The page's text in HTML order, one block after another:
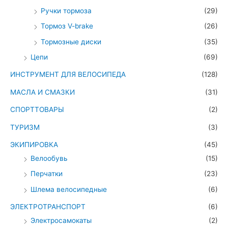
Ручки тормоза
(29)
Тормоз V-brake
(26)
Тормозные диски
(35)
Цепи
(69)
ИНСТРУМЕНТ ДЛЯ ВЕЛОСИПЕДА (128)
МАСЛА И СМАЗКИ (31)
СПОРТТОВАРЫ (2)
ТУРИЗМ (3)
ЭКИПИРОВКА
(45)
Велообувь
(15)
Перчатки
(23)
Шлема велосипедные
(6)
ЭЛЕКТРОТРАНСПОРТ
(6)
Электросамокаты
(2)